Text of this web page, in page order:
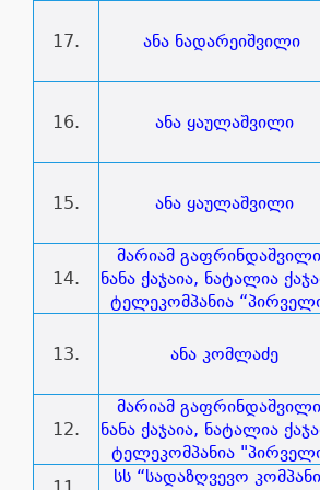
17. ანა ნადარეიშვილი
16. ანა ყაულაშვილი
15. ანა ყაულაშვილი
14.
მარიამ
ნანა ქაჯაია, ნატალია
ტელეკომპანია
13. ანა კომლაძე
12.
მარიამ
ნანა ქაჯაია, ნატალია
ტელეკომპანია
სს “სადაზღვევო